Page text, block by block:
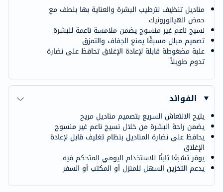
مناديل تنظيف لترطيب البشرة والعناية بها بلطف مع
حمض الهيالورونيك
نسيج ناعم غير منسوج يضمن ملامسة ناعمة للبشرة
تصميم مبلل مسبقًا يمنع الجفاف والتمزق
علبة مضغوطة قابلة لإعادة الإغلاق تحافظ على نضارة
تدوم طويلاً
الفوائد
يتيح الانتعاش السريع بتصميم مناديل مريح
يضمن راحة البشرة من خلال نسيج ناعم غير منسوج
يحافظ على نضارة المناديل بنظام تغليف قابل لإعادة
الإغلاق
يوفر تشبعًا ثابتًا للاستخدام اليومي المتحكم فيه
يدعم التخزين السهل للمنزل أو المكتب أو السفر